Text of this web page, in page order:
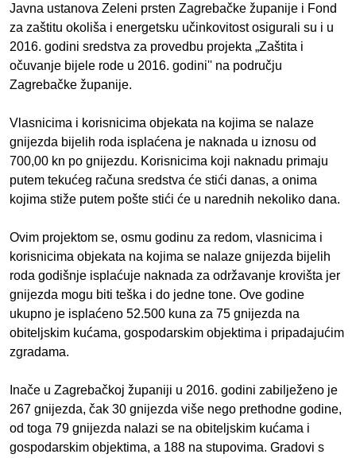
Javna ustanova Zeleni prsten Zagrebačke županije i Fond
za zaštitu okoliša i energetsku učinkovitost osigurali su i u
2016. godini sredstva za provedbu projekta „Zaštita i
očuvanje bijele rode u 2016. godini'' na području
Zagrebačke županije.
Vlasnicima i korisnicima objekata na kojima se nalaze
gnijezda bijelih roda isplaćena je naknada u iznosu od
700,00 kn po gnijezdu. Korisnicima koji naknadu primaju
putem tekućeg računa sredstva će stići danas, a onima
kojima stiže putem pošte stići će u narednih nekoliko dana.
Ovim projektom se, osmu godinu za redom, vlasnicima i
korisnicima objekata na kojima se nalaze gnijezda bijelih
roda godišnje isplaćuje naknada za održavanje krovišta jer
gnijezda mogu biti teška i do jedne tone. Ove godine
ukupno je isplaćeno 52.500 kuna za 75 gnijezda na
obiteljskim kućama, gospodarskim objektima i pripadajućim
zgradama.
Inače u Zagrebačkoj županiji u 2016. godini zabilježeno je
267 gnijezda, čak 30 gnijezda više nego prethodne godine,
od toga 79 gnijezda nalazi se na obiteljskim kućama i
gospodarskim objektima, a 188 na stupovima. Gradovi s